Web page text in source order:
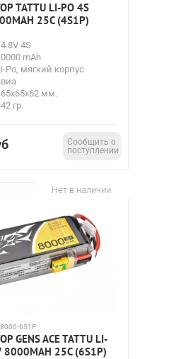
TATTU LI-PO 4S
25C (4S1P)
4S
mAh
Po, мягкий корпус
мм.
гр.
Сообщить о
поступлении
Нет в наличии
6S1P
GENS ACE TATTU LI-
8000MAH 25C (6S1P)